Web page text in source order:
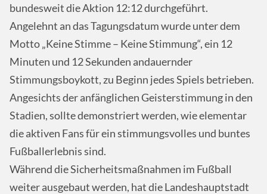
bundesweit die Aktion 12:12 durchgeführt.
Angelehnt an das Tagungsdatum wurde unter dem
Motto „Keine Stimme – Keine Stimmung“, ein 12
Minuten und 12 Sekunden andauernder
Stimmungsboykott, zu Beginn jedes Spiels betrieben.
Angesichts der anfänglichen Geisterstimmung in den
Stadien, sollte demonstriert werden, wie elementar
die aktiven Fans für ein stimmungsvolles und buntes
Fußballerlebnis sind.
Während die Sicherheitsmaßnahmen im Fußball
weiter ausgebaut werden, hat die Landeshauptstadt